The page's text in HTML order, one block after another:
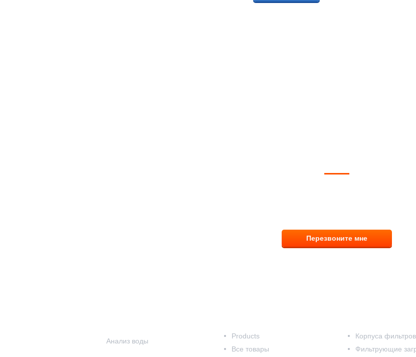
Перезвоните мне
Анализ воды
Products
Все товары
Корпуса фильтров
Фильтрующие